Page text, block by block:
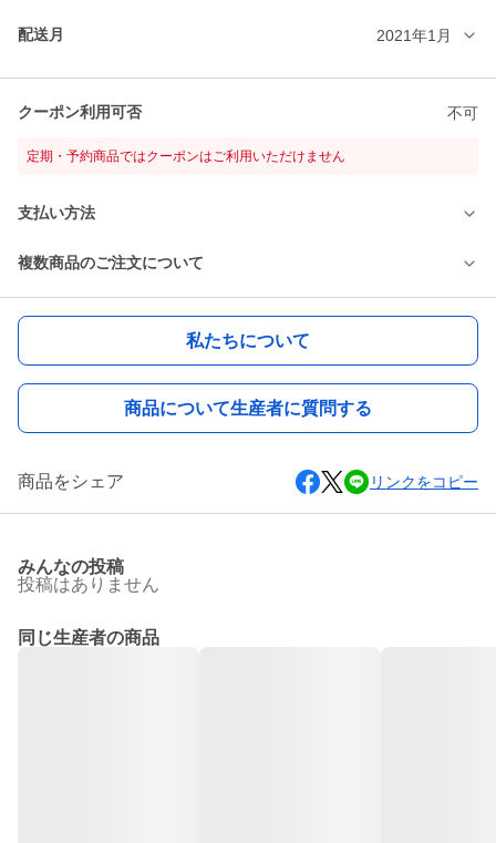
配送月 2021年1月
クーポン利用可否 不可
定期・予約商品ではクーポンはご利用いただけません
支払い方法
複数商品のご注文について
私たちについて
商品について生産者に質問する
商品をシェア リンクをコピー
みんなの投稿
投稿はありません
同じ生産者の商品